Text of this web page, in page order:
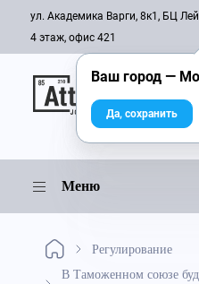
ул. Академика Варги, 8к1, БЦ
4 этаж, офис 421
Онлайн-журнал
Меню
Регулирование
В Таможенном союзе
Ваш город —
Да, сохранить